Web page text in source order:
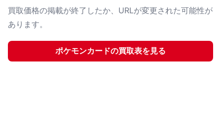
買取価格の掲載が終了したか、URLが変更された可能性が
あります。
ポケモンカードの買取表を見る